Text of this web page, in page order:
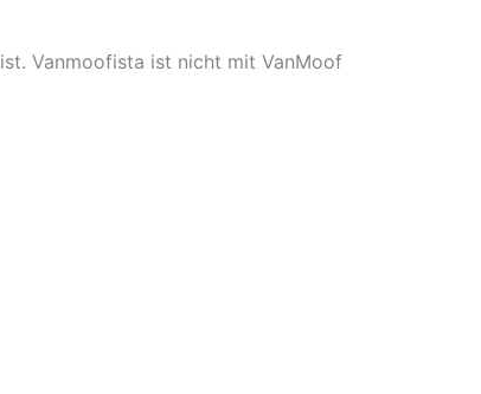
Vanmoofista ist nicht mit VanMoof